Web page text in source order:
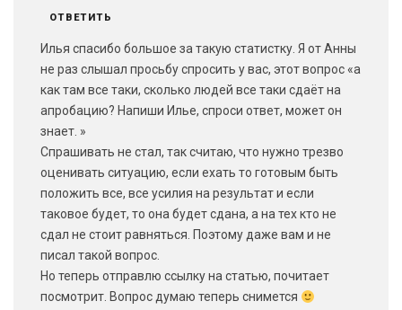
ОТВЕТИТЬ
Илья спасибо большое за такую статистку. Я от Анны
не раз слышал просьбу спросить у вас, этот вопрос «а
как там все таки, сколько людей все таки сдаёт на
апробацию? Напиши Илье, спроси ответ, может он
знает. »
Спрашивать не стал, так считаю, что нужно трезво
оценивать ситуацию, если ехать то готовым быть
положить все, все усилия на результат и если
таковое будет, то она будет сдана, а на тех кто не
сдал не стоит равняться. Поэтому даже вам и не
писал такой вопрос.
Но теперь отправлю ссылку на статью, почитает
посмотрит. Вопрос думаю теперь снимется